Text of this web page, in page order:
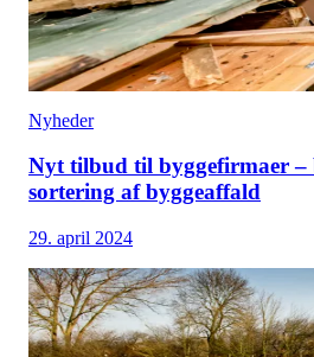
Nyheder
Nyt tilbud til byggefirmaer –
sortering af byggeaffald
29. april 2024